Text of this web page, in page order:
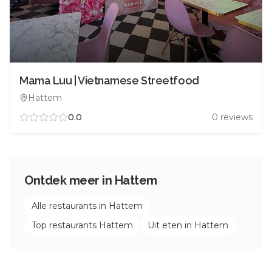
Mama Luu | Vietnamese Streetfood
Hattem
0.0
0 reviews
Ontdek meer in Hattem
Alle restaurants in Hattem
Top restaurants Hattem Uit eten in Hattem